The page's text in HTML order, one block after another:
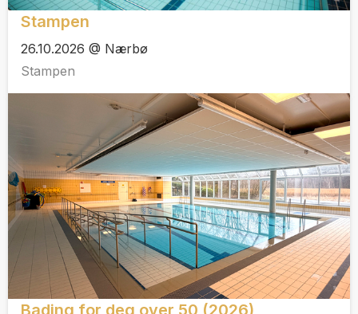
Stampen
26.10.2026 @ Nærbø
Stampen
Bading for deg over 50 (2026)